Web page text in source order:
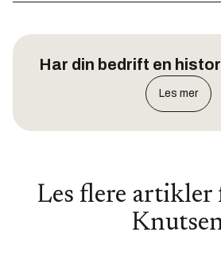
Har din bedrift en
Les mer
Les flere artikler